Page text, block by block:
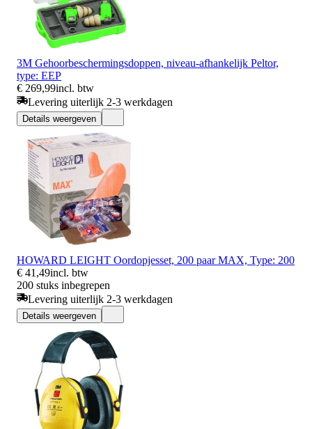
3M Gehoorbeschermingsdoppen, niveau-afhankelijk Peltor,
type: EEP
€ 269,99incl. btw
Levering uiterlijk 2-3 werkdagen
Details weergeven
HOWARD LEIGHT Oordopjesset, 200 paar MAX, Type: 200
€ 41,49incl. btw
200 stuks inbegrepen
Levering uiterlijk 2-3 werkdagen
Details weergeven